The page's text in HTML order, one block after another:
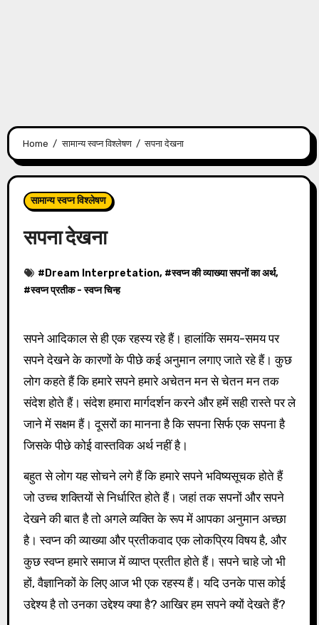
Home सामान्य स्वप्न विश्लेषण सपना देखना
सामान्य स्वप्न विश्लेषण
सपना देखना
# Dream Interpretation, #स्वप्न की व्याख्या सपनों का अर्थ,
#स्वप्न प्रतीक - स्वप्न चिन्ह
सपने आदिकाल से ही एक रहस्य रहे हैं। हालांकि समय-समय पर
सपने देखने के कारणों के पीछे कई अनुमान लगाए जाते रहे हैं। कुछ
लोग कहते हैं कि हमारे सपने हमारे अचेतन मन से चेतन मन तक
संदेश होते हैं। संदेश हमारा मार्गदर्शन करने और हमें सही रास्ते पर ले
जाने में सक्षम हैं। दूसरों का मानना ​​है कि सपना सिर्फ एक सपना है
जिसके पीछे कोई वास्तविक अर्थ नहीं है।
बहुत से लोग यह सोचने लगे हैं कि हमारे सपने भविष्यसूचक होते हैं
जो उच्च शक्तियों से निर्धारित होते हैं। जहां तक ​​सपनों और सपने
देखने की बात है तो अगले व्यक्ति के रूप में आपका अनुमान अच्छा
है। स्वप्न की व्याख्या और प्रतीकवाद एक लोकप्रिय विषय है, और
कुछ स्वप्न हमारे समाज में व्याप्त प्रतीत होते हैं। सपने चाहे जो भी
हों, वैज्ञानिकों के लिए आज भी एक रहस्य हैं। यदि उनके पास कोई
उद्देश्य है तो उनका उद्देश्य क्या है? आखिर हम सपने क्यों देखते हैं?